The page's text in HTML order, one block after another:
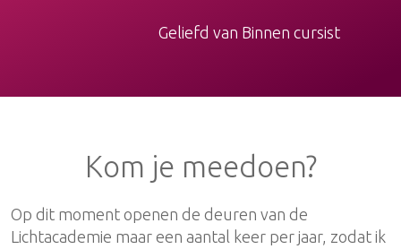
Geliefd van Binnen cursist
Kom je meedoen?
​Op dit moment openen de deuren van de
Lichtacademie maar een aantal keer per jaar, zodat ik